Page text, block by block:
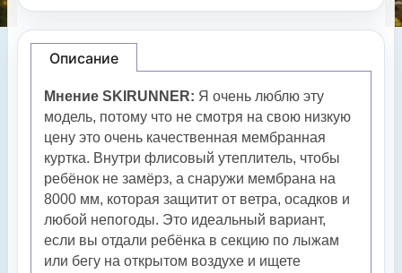
Описание
Мнение SKIRUNNER: Я очень люблю эту
модель, потому что не смотря на свою низкую
цену это очень качественная мембранная
куртка. Внутри флисовый утеплитель, чтобы
ребёнок не замёрз, а снаружи мембрана на
8000 мм, которая защитит от ветра, осадков и
любой непогоды. Это идеальный вариант,
если вы отдали ребёнка в секцию по лыжам
или бегу на открытом воздухе и ищете